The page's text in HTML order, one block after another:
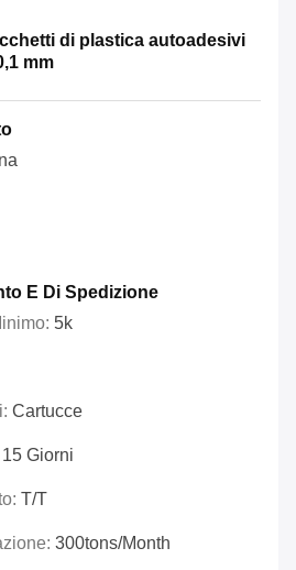
di plastica autoadesivi
mm
E Di Spedizione
5k
Cartucce
15 Giorni
T/T
300tons/Month